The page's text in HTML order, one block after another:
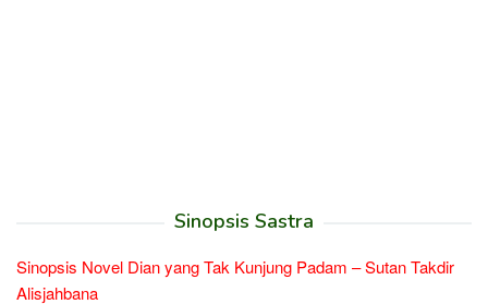
Sinopsis Sastra
Sinopsis Novel Dian yang Tak Kunjung Padam – Sutan Takdir
Alisjahbana